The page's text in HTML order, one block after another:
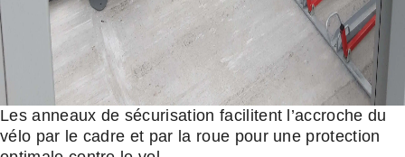
Les anneaux de sécurisation facilitent l’accroche du
vélo par le cadre et par la roue pour une protection